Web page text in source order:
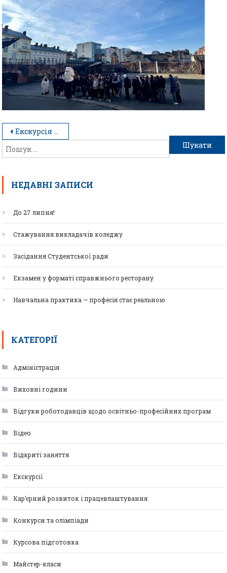
Екскурсія історичним центром з переможцями вікторини
НЕДАВНІ ЗАПИСИ
До 27 липня!
Стажування викладачів коледжу
Засідання Студентської ради
Екзамен у форматі справжнього ресторану
Навчальна практика — професія стає реальною
КАТЕГОРІЇ
Адміністрація
Виховні години
Відгуки роботодавців щодо освітньо-професійних програм
Відео
Відкриті заняття
Екскурсії
Кар’єрний розвиток і працевлаштування
Конкурси та олімпіади
Курсова підготовка
Майстер-класи